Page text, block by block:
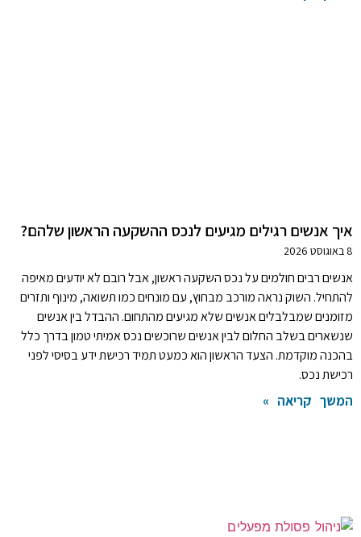
איך אנשים רגילים מגיעים לנכס ההשקעה הראשון שלהם?
8 באוגוסט 2026
אנשים רבים חולמים על נכס השקעה ראשון, אבל רובם לא יודעים מאיפה
להתחיל. השוק נראה מורכב מבחוץ, עם מונחים כמו תשואה, מינוף ותזרים
מזומנים שמבלבלים אנשים שלא מגיעים מהתחום. ההבדל בין אנשים
שנשארים בשלב החלום לבין אנשים שרוכשים נכס אמיתי טמון בדרך כלל
בהכנה מוקדמת. הצעד הראשון הוא כמעט תמיד רכישת ידע בסיסי לפני
רכישת נכס.
המשך קריאה »